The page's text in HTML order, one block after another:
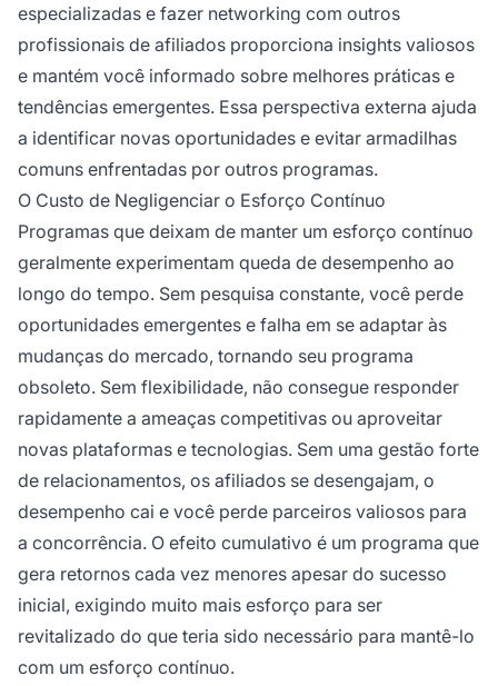
especializadas e fazer networking com outros
profissionais de afiliados proporciona insights valiosos
e mantém você informado sobre melhores práticas e
tendências emergentes. Essa perspectiva externa ajuda
a identificar novas oportunidades e evitar armadilhas
comuns enfrentadas por outros programas.
O Custo de Negligenciar o Esforço Contínuo
Programas que deixam de manter um esforço contínuo
geralmente experimentam queda de desempenho ao
longo do tempo. Sem pesquisa constante, você perde
oportunidades emergentes e falha em se adaptar às
mudanças do mercado, tornando seu programa
obsoleto. Sem flexibilidade, não consegue responder
rapidamente a ameaças competitivas ou aproveitar
novas plataformas e tecnologias. Sem uma gestão forte
de relacionamentos, os afiliados se desengajam, o
desempenho cai e você perde parceiros valiosos para
a concorrência. O efeito cumulativo é um programa que
gera retornos cada vez menores apesar do sucesso
inicial, exigindo muito mais esforço para ser
revitalizado do que teria sido necessário para mantê-lo
com um esforço contínuo.